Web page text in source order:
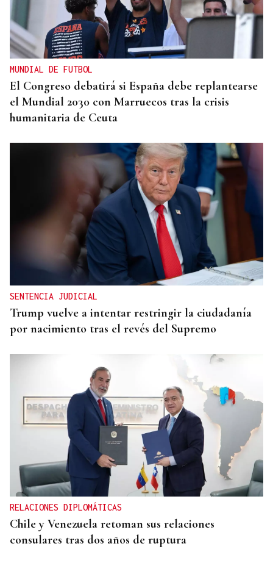
MUNDIAL DE FUTBOL
El Congreso debatirá si España debe replantearse
el Mundial 2030 con Marruecos tras la crisis
humanitaria de Ceuta
SENTENCIA JUDICIAL
Trump vuelve a intentar restringir la ciudadanía
por nacimiento tras el revés del Supremo
RELACIONES DIPLOMÁTICAS
Chile y Venezuela retoman sus relaciones
consulares tras dos años de ruptura